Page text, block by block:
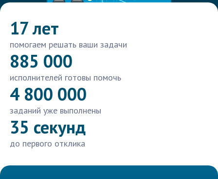
17 лет
помогаем решать ваши задачи
885 000
исполнителей готовы помочь
4 800 000
заданий уже выполнены
35 секунд
до первого отклика